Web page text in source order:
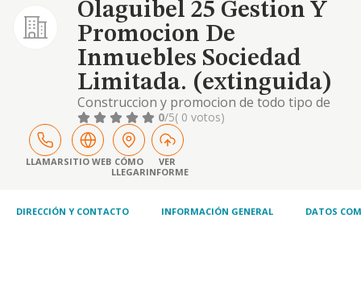
Olaguibel 25 Gestion Y
Promocion De
Inmuebles Sociedad
Limitada. (extinguida)
Construccion y promocion de todo tipo de
edificaciones. asesoramiento inmobiliario.
compraventa y arrendamiento de todo tipo
de inmuebles
0/5( 0 votos)
LLAMARSITIO WEB CÓMO
LLEGAR
VER
INFORME
DIRECCIÓN Y CONTACTO INFORMACIÓN GENERAL DATOS